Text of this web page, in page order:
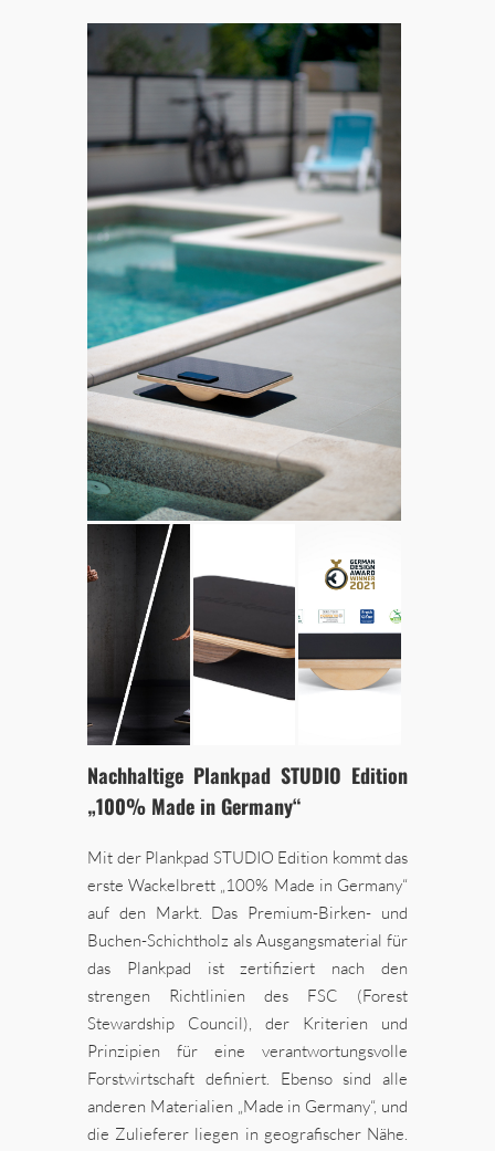
Nachhaltige Plankpad STUDIO Edition
„100% Made in Germany“
Mit der Plankpad STUDIO Edition kommt das
erste Wackelbrett „100% Made in Germany“
auf den Markt. Das Premium-Birken- und
Buchen-Schichtholz als Ausgangsmaterial für
das Plankpad ist zertifiziert nach den
strengen Richtlinien des FSC (Forest
Stewardship Council), der Kriterien und
Prinzipien für eine verantwortungsvolle
Forstwirtschaft definiert. Ebenso sind alle
anderen Materialien „Made in Germany“, und
die Zulieferer liegen in geografischer Nähe.